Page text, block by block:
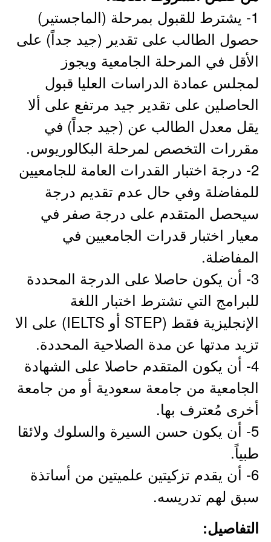
1- يشترط للقبول بمرحلة (الماجستير)
حصول الطالب على تقدير (جيد جداً) على
الأقل في المرحلة الجامعية ويجوز
لمجلس عمادة الدراسات العليا قبول
الحاصلين على تقدير جيد مرتفع على ألا
يقل معدل الطالب عن (جيد جداً) في
مقررات التخصص لمرحلة البكالوريوس.
2- درجة اختبار القدرات العامة للجامعيين
للمفاضلة وفي حال عدم تقديم درجة
سيحصل المتقدم على درجة صفر في
معيار اختبار قدرات الجامعيين في
المفاضلة.
3- أن يكون حاصلا على الدرجة المحددة
للبرامج التي تشترط اختبار اللغة
الإنجليزية فقط (STEP أو IELTS) على الا
تزيد مدتها عن مدة الصلاحية المحددة.
4- أن يكون المتقدم حاصلا على الشهادة
الجامعية من جامعة سعودية أو من جامعة
أخرى مُعترف بها.
5- أن يكون حسن السيرة والسلوك ولائقا
طبياً.
6- أن يقدم تزكيتين علميتين من أساتذة
سبق لهم تدريسه.
التفاصيل: